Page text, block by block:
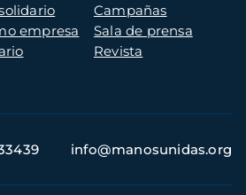
empresa
Campañas
Sala de prensa
Revista
info@manosunidas.org